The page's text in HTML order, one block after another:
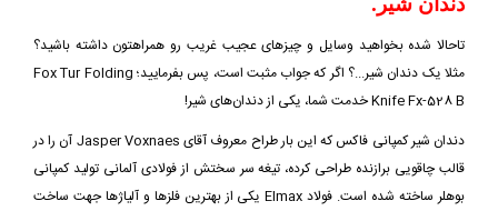
تاحالا شده بخواهید وسایل و چیزهای عجیب غریب رو همراهتون داشته باشید؟
مثلا یک دندان شیر...؟ اگر که جواب مثبت است، پس بفرمایید؛ Fox Tur Folding
Knife Fx-528 B خدمت شما، یکی از دندان‌های شیر!
دندان شیر کمپانی فاکس که این بار طراح معروف آقای Jasper Voxnaes آن را در
قالب چاقویی برازنده طراحی کرده، تیغه سر سختش از فولادی آلمانی تولید کمپانی
بوهلر ساخته شده است. فولاد Elmax یکی از بهترین فلزها و آلیاژها جهت ساخت